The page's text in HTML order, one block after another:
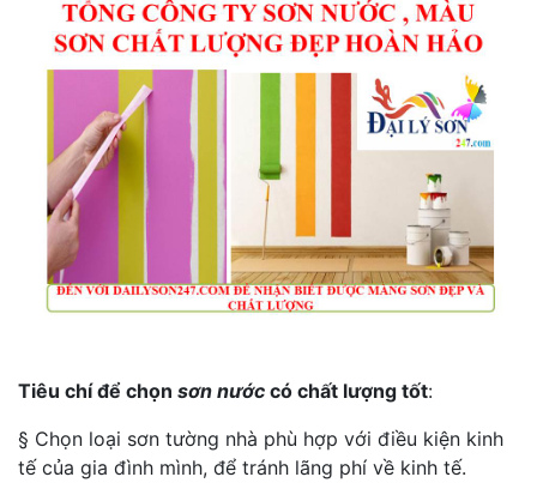
Tiêu chí để chọn sơn nước có chất lượng tốt:
§ Chọn loại sơn tường nhà phù hợp với điều kiện kinh
tế của gia đình mình, để tránh lãng phí về kinh tế.